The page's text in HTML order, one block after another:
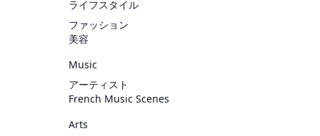
ライフスタイル
ファッション
美容
Music
アーティスト
French Music Scenes
Arts